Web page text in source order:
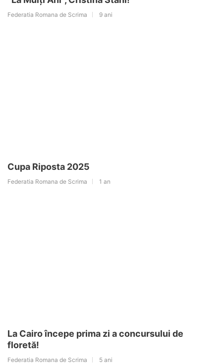
Federatia Romana de Scrima 9 ani
Cupa Riposta 2025
Federatia Romana de Scrima 1 an
La Cairo începe prima zi a concursului de
floretă!
Federatia Romana de Scrima 5 ani